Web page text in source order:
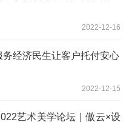
2022-12-16
经济民生让客户托付安心
2022-12-15
艺术美学论坛｜傲云×设